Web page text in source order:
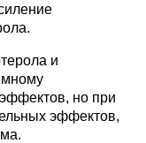
и
но при
эффектов,